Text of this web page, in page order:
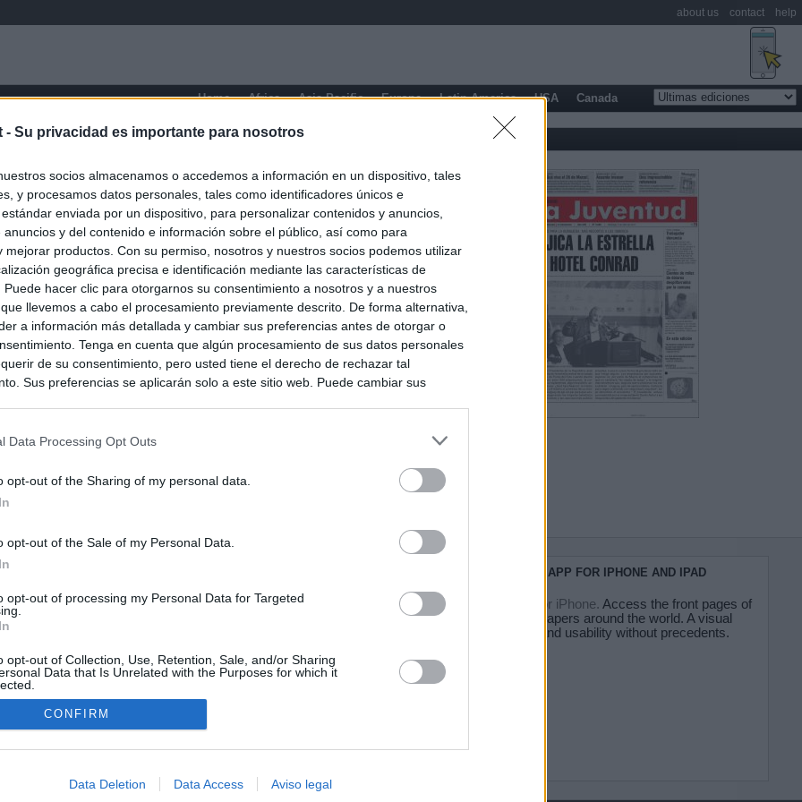
- Su privacidad es importante para nosotros
socios almacenamos o accedemos a información en un dispositivo, tales
y procesamos datos personales, tales como identificadores únicos e
enviada por un dispositivo, para personalizar contenidos y anuncios,
anuncios y del contenido e información sobre el público, así como para
mejorar productos. Con su permiso, nosotros y nuestros socios podemos utilizar
geográfica precisa e identificación mediante las características de
Puede hacer clic para otorgarnos su consentimiento a nosotros y a nuestros
llevemos a cabo el procesamiento previamente descrito. De forma alternativa,
a información más detallada y cambiar sus preferencias antes de otorgar o
Tenga en cuenta que algún procesamiento de sus datos personales
de su consentimiento, pero usted tiene el derecho de rechazar tal
Sus preferencias se aplicarán solo a este sitio web. Puede cambiar sus
Data Processing Opt Outs
opt-out of the Sharing of my personal data.
opt-out of the Sale of my Personal Data.
opt-out of processing my Personal Data for Targeted
opt-out of Collection, Use, Retention, Sale, and/or Sharing
Data that Is Unrelated with the Purposes for which it
CONFIRM
Data Deletion Data Access Aviso legal
Home Africa Asia-Pacific Europe Latin America USA Canada
daily press directory that gives access to the world's largest news
readable image taken from today's frontpage cover of each
KIOSKO.NET APP FOR IPHONE AND IPAD
Kiosko.net for iPhone. Access the front pages of
major newspapers around the world. A visual
experience and usability without precedents.
about us contact help